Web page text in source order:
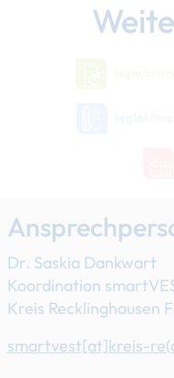
Dr. Saskia Dankwart
Koordination
Kreis Recklinghausen
smartvest[at]​kreis-